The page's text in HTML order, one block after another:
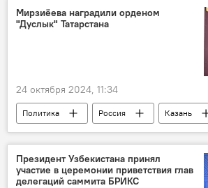
Мирзиёева наградили орденом
"Дуслык" Татарстана
24 октября 2024, 11:34
Политика Россия
Казань
Татарстан
Узбекистан
Шавкат Мирзиёев
Рустам Минниханов
награждение
орден дружбы
Президент Узбекистана принял
участие в церемонии приветствия глав
делегаций саммита БРИКС